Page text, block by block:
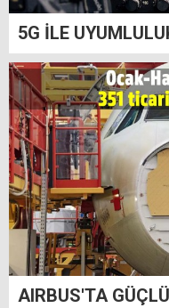
5G İLE
AIRBUS'TA